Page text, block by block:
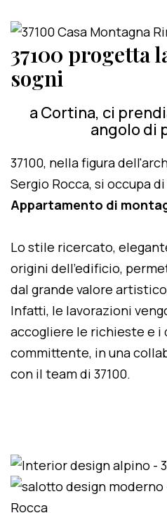
37100 progetta
sogni
a Cortina, ci
angolo di
37100, nella figura
Sergio Rocca, si occupa di
Appartamento di
Lo stile ricercato,
origini dell'edificio,
dal grande valore
Infatti, le lavorazioni
accogliere le richieste e i
committente, in una
con il team di 37100.